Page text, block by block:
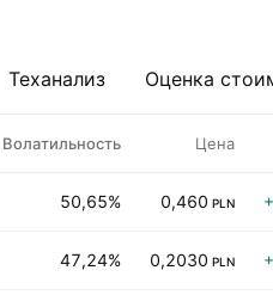
Теханализ Оценка
Волатильность Цена
50,65% 0,460 PLN
47,24% 0,2030 PLN